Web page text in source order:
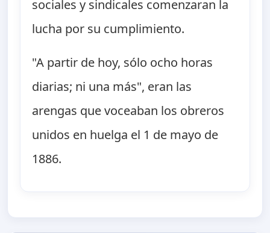
sociales y sindicales comenzaran la
lucha por su cumplimiento.
"A partir de hoy, sólo ocho horas
diarias; ni una más", eran las
arengas que voceaban los obreros
unidos en huelga el 1 de mayo de
1886.